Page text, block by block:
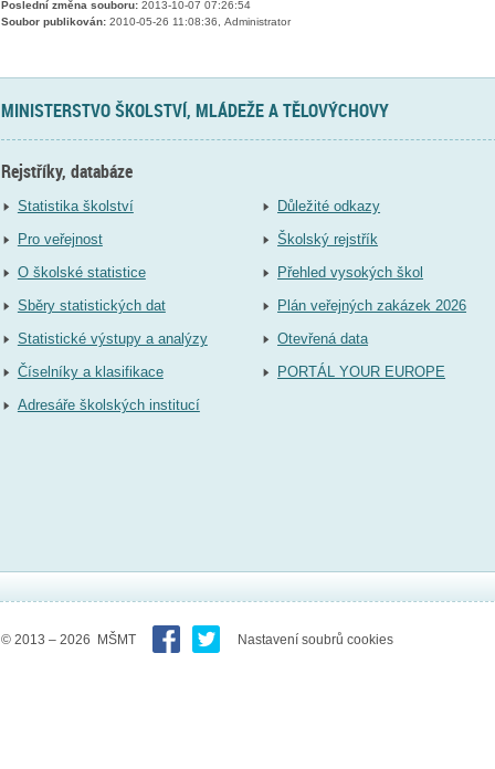
Poslední změna souboru:2013-10-07 07:26:54
Soubor publikován:2010-05-26 11:08:36, Administrator
MINISTERSTVO ŠKOLSTVÍ, MLÁDEŽE A TĚLOVÝCHOVY
Rejstříky, databáze
Statistika školství
Pro veřejnost
O školské statistice
Sběry statistických dat
Statistické výstupy a analýzy
Číselníky a klasifikace
Adresáře školských institucí
Důležité odkazy
Školský rejstřík
Přehled vysokých škol
Plán veřejných zakázek 2026
Otevřená data
PORTÁL YOUR EUROPE
© 2013 – 2026 MŠMT Nastavení soubrů cookies